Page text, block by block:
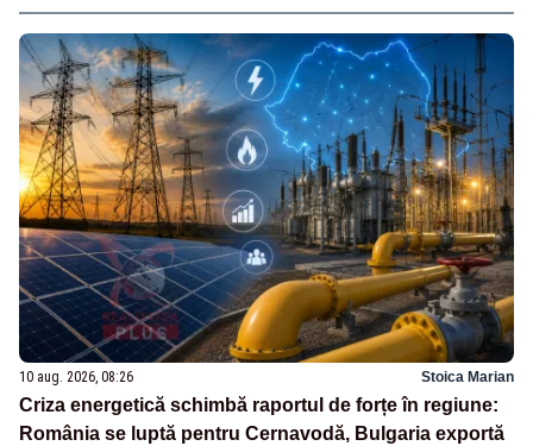
10 aug. 2026, 08:26 Stoica Marian
Criza energetică schimbă raportul de forțe în regiune:
România se luptă pentru Cernavodă, Bulgaria exportă